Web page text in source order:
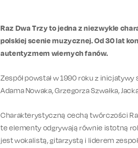
Raz Dwa Trzy to jedna z niezwykle
polskiej scenie muzycznej. Od 30 lat
autentyzmem wiernych fanów.
Zespół powstał w 1990 roku z
Adama Nowaka, Grzegorza Szwałka,
Charakterystyczną cechą twórczości
te elementy odgrywają równie istotną
jest wokalistą, gitarzystą i liderem